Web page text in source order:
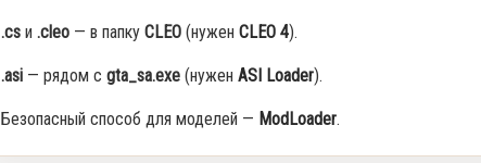
.csи .cleo— в папку CLEO(нужен CLEO 4).
.asi— рядом с gta_sa.exe(нужен ASI Loader).
Безопасный способ для моделей — ModLoader.